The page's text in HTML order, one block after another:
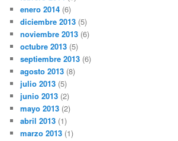
enero 2014 (6)
diciembre 2013 (5)
noviembre 2013 (6)
octubre 2013 (5)
septiembre 2013 (6)
agosto 2013 (8)
julio 2013 (5)
junio 2013 (2)
mayo 2013 (2)
abril 2013 (1)
marzo 2013 (1)